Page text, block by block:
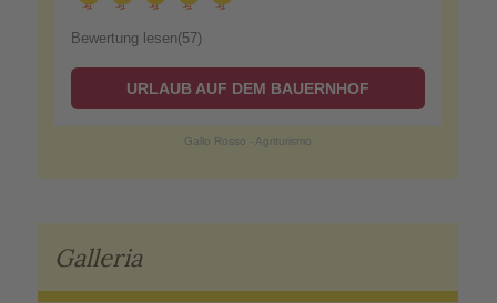
Bewertung lesen(57)
URLAUB AUF DEM BAUERNHOF
Gallo Rosso - Agriturismo
Galleria